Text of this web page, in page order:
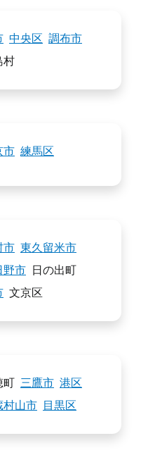
中央区 調布市
村
市 練馬区
市 東久留米市
野市
日の出町
文京区
町 三鷹市 港区
村山市 目黒区